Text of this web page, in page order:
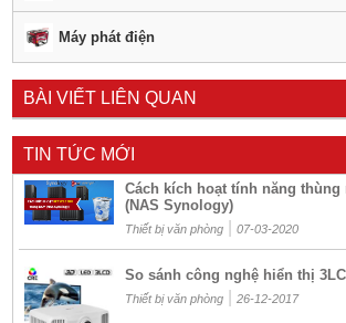
Máy phát điện
BÀI VIẾT LIÊN QUAN
TIN TỨC MỚI
Cách kích hoạt tính năng thùng
(NAS Synology)
Thiết bị văn phòng| 07-03-2020
So sánh công nghệ hiển thị
Thiết bị văn phòng| 26-12-2017